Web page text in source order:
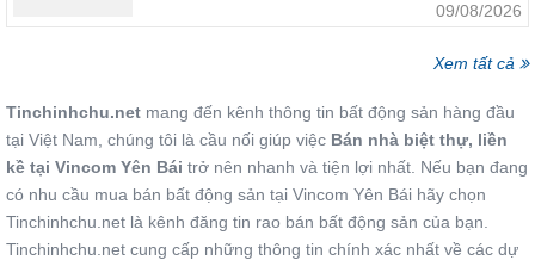
09/08/2026
Xem tất cả
Tinchinhchu.net mang đến kênh thông tin bất động sản hàng đầu
tại Việt Nam, chúng tôi là cầu nối giúp việc Bán nhà biệt thự, liền
kề tại Vincom Yên Bái trở nên nhanh và tiện lợi nhất. Nếu bạn đang
có nhu cầu mua bán bất động sản tại Vincom Yên Bái hãy chọn
Tinchinhchu.net là kênh đăng tin rao bán bất động sản của bạn.
Tinchinhchu.net cung cấp những thông tin chính xác nhất về các dự